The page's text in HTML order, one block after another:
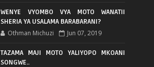
WENYE VYOMBO VYA MOTO WANATII
SHERIA YA USALAMA BARABARANI?
Othman Michuzi Jun 07, 2019
TAZAMA MAJI MOTO YALIYOPO MKOANI
SONGWE..